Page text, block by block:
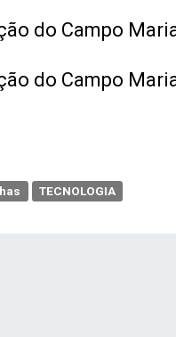
do Campo
do Campo
TECNOLOGIA